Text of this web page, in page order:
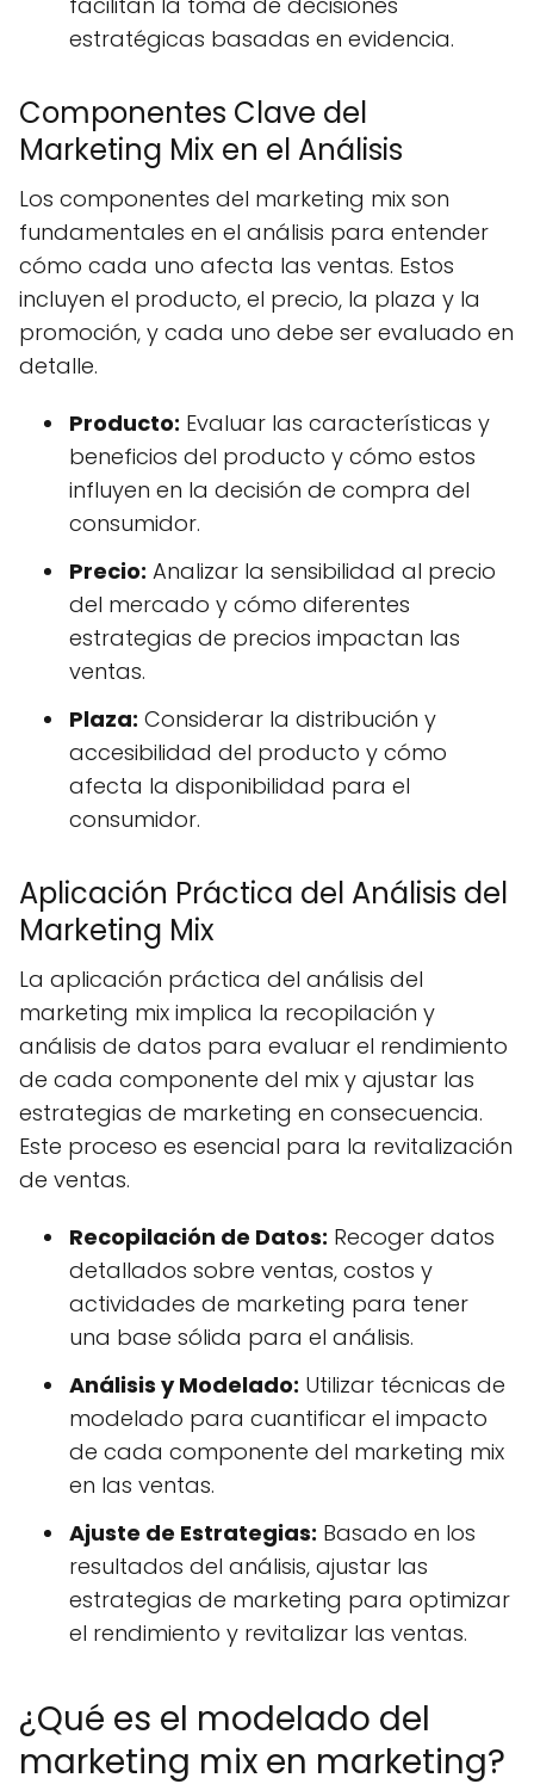
estratégicas basadas en evidencia.
Componentes Clave del
Marketing Mix en el Análisis
Los componentes del marketing mix son
fundamentales en el análisis para entender
cómo cada uno afecta las ventas. Estos
incluyen el producto, el precio, la plaza y la
promoción, y cada uno debe ser evaluado en
detalle.
Producto: Evaluar las características y
beneficios del producto y cómo estos
influyen en la decisión de compra del
consumidor.
Precio: Analizar la sensibilidad al precio
del mercado y cómo diferentes
estrategias de precios impactan las
ventas.
Plaza: Considerar la distribución y
accesibilidad del producto y cómo
afecta la disponibilidad para el
consumidor.
Aplicación Práctica del Análisis del
Marketing Mix
La aplicación práctica del análisis del
marketing mix implica la recopilación y
análisis de datos para evaluar el rendimiento
de cada componente del mix y ajustar las
estrategias de marketing en consecuencia.
Este proceso es esencial para la revitalización
de ventas.
Recopilación de Datos: Recoger datos
detallados sobre ventas, costos y
actividades de marketing para tener
una base sólida para el análisis.
Análisis y Modelado: Utilizar técnicas de
modelado para cuantificar el impacto
de cada componente del marketing mix
en las ventas.
Ajuste de Estrategias: Basado en los
resultados del análisis, ajustar las
estrategias de marketing para optimizar
el rendimiento y revitalizar las ventas.
¿Qué es el modelado del
marketing mix en marketing?